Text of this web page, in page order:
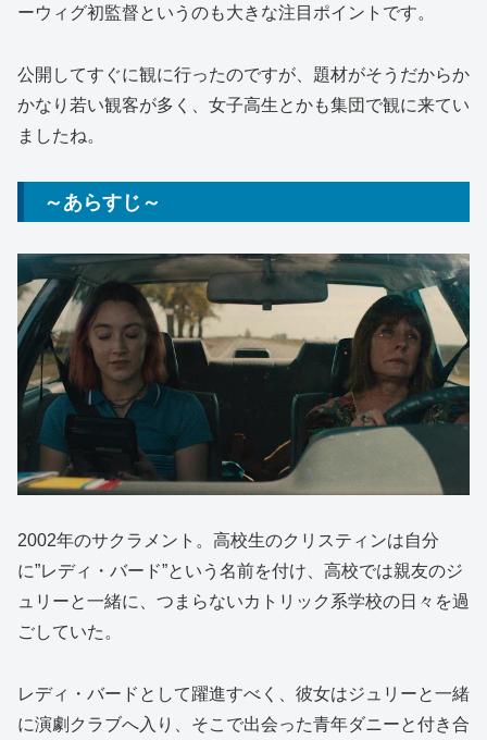
ーウィグ初監督というのも大きな注目ポイントです。
公開してすぐに観に行ったのですが、題材がそうだからか
かなり若い観客が多く、女子高生とかも集団で観に来てい
ましたね。
～あらすじ～
2002年のサクラメント。高校生のクリスティンは自分
に”レディ・バード”という名前を付け、高校では親友のジ
ュリーと一緒に、つまらないカトリック系学校の日々を過
ごしていた。
レディ・バードとして躍進すべく、彼女はジュリーと一緒
に演劇クラブへ入り、そこで出会った青年ダニーと付き合